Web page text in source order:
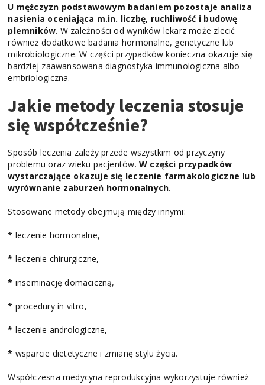
U mężczyzn podstawowym badaniem pozostaje analiza
nasienia oceniająca m.in. liczbę, ruchliwość i budowę
plemników. W zależności od wyników lekarz może zlecić
również dodatkowe badania hormonalne, genetyczne lub
mikrobiologiczne. W części przypadków konieczna okazuje się
bardziej zaawansowana diagnostyka immunologiczna albo
embriologiczna.
Jakie metody leczenia stosuje
się współcześnie?
Sposób leczenia zależy przede wszystkim od przyczyny
problemu oraz wieku pacjentów. W części przypadków
wystarczające okazuje się leczenie farmakologiczne lub
wyrównanie zaburzeń hormonalnych.
Stosowane metody obejmują między innymi:
* leczenie hormonalne,
* leczenie chirurgiczne,
* inseminację domaciczną,
* procedury in vitro,
* leczenie andrologiczne,
* wsparcie dietetyczne i zmianę stylu życia.
Współczesna medycyna reprodukcyjna wykorzystuje również